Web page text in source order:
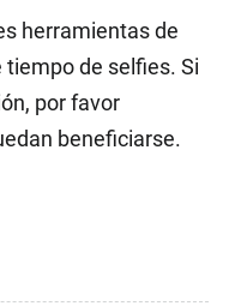
herramientas de
tiempo de selfies. Si
por favor
beneficiarse.